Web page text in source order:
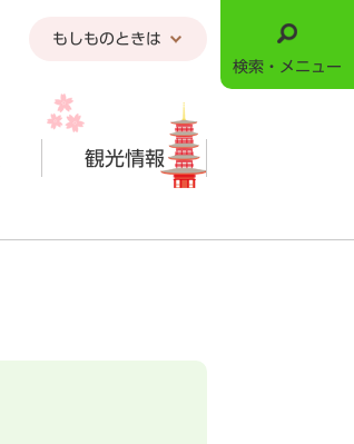
もしものときは
観光情報
検索・メニュー